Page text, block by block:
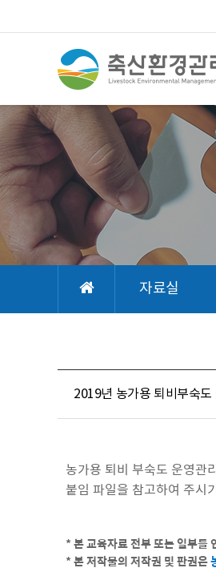
자료실
2019년 농가용 퇴비부숙도
농가용 퇴비 부숙도 운영관
붙임 파일을 참고하여 주시
* 본 교육자료 전부 또는 일부를
*본 저작물의 저작권 및 판권은